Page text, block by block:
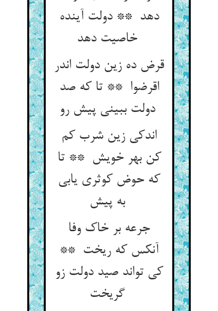
دهد ** دولت آینده
قرض ده زین دولت اندر
اقرضوا ** تا که صد
دولت ببینی پیش رو
اندکی زین شرب کم
کن بهر خویش ** تا
که حوض کوثری یابی
به پیش
جرعه بر خاک وفا
آنکس که ریخت **
کی تواند صید دولت زو
گریخت